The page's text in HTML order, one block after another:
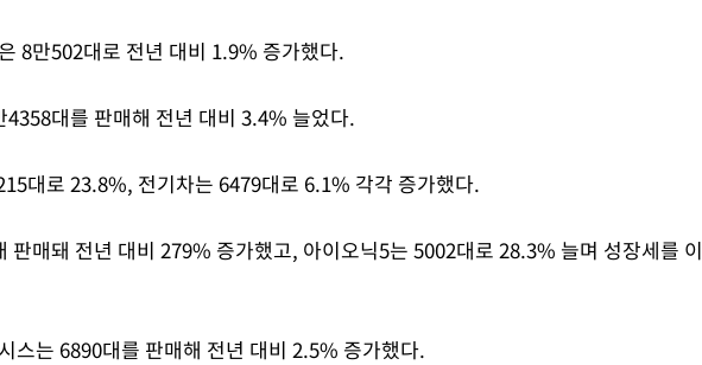
8만502대로 전년 대비 1.9% 증가했다.
4358대를 판매해 전년 대비 3.4% 늘었다.
대로 23.8%, 전기차는 6479대로 6.1% 각각 증가했다.
판매돼 전년 대비 279% 증가했고, 아이오닉5는 5002대로 28.3% 늘며 성장세를 이
스는 6890대를 판매해 전년 대비 2.5% 증가했다.